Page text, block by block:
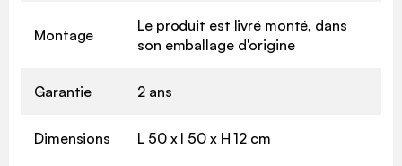
Montage
Le produit est livré monté, dans
son emballage d'origine
Garantie 2 ans
Dimensions L 50 x l 50 x H 12 cm